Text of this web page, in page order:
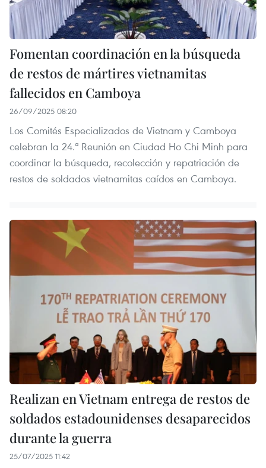
Fomentan coordinación en la búsqueda
de restos de mártires vietnamitas
fallecidos en Camboya
26/09/2025 08:20
Los Comités Especializados de Vietnam y Camboya
celebran la 24.ª Reunión en Ciudad Ho Chi Minh para
coordinar la búsqueda, recolección y repatriación de
restos de soldados vietnamitas caídos en Camboya.
Realizan en Vietnam entrega de restos de
soldados estadounidenses desaparecidos
durante la guerra
25/07/2025 11:42